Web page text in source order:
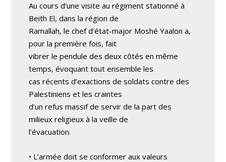
Au cours d’une visite au régiment stationné à
Beith El, dans la région de
Ramallah, le chef d’état-major Moshé Yaalon a,
pour la première fois, fait
vibrer le pendule des deux côtés en même
temps, évoquant tout ensemble les
cas récents d’exactions de soldats contre des
Palestiniens et les craintes
d’un refus massif de servir de la part des
milieux religieux à la veille de
l’évacuation.
• L’armée doit se conformer aux valeurs